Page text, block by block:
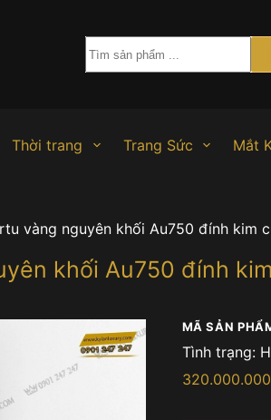
Thời trang Trang Sức Mắt
vàng nguyên khối Au750 đính kim
khối Au750 đính
MÃ SẢN
Tình trạng:
320.000.000